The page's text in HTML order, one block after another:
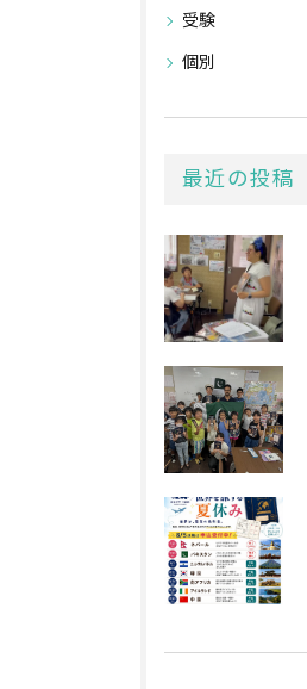
受験
個別
最近の投稿